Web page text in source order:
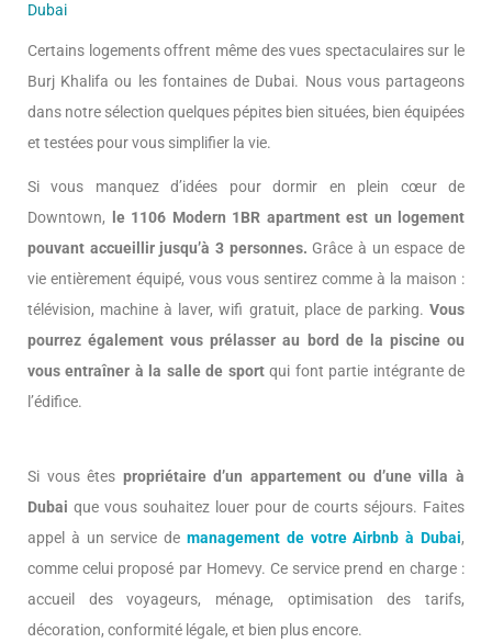
Dubai
Certains logements offrent même des vues spectaculaires sur le
Burj Khalifa ou les fontaines de Dubai. Nous vous partageons
dans notre sélection quelques pépites bien situées, bien équipées
et testées pour vous simplifier la vie.
Si vous manquez d’idées pour dormir en plein cœur de
Downtown,
le 1106 Modern 1BR apartment est un logement
pouvant accueillir jusqu’à 3 personnes. Grâce à un espace de
vie entièrement équipé, vous vous sentirez comme à la maison :
télévision, machine à laver, wifi gratuit, place de parking. Vous
pourrez également vous prélasser au bord de la piscine ou
vous entraîner à la salle de sportqui font partie intégrante de
l’édifice.
Si vous êtes propriétaire d’un appartement ou d’une villa à
Dubai que vous souhaitez louer pour de courts séjours. Faites
appel à un service de management de votre Airbnb à Dubai,
comme celui proposé par Homevy. Ce service prend en charge :
accueil des voyageurs, ménage, optimisation des tarifs,
décoration, conformité légale, et bien plus encore.